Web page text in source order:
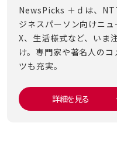
NewsPicks ＋ｄは、
ジネスパーソン向けニ
X、生活様式など、いま
け。専門家や著名人の
ツも充実。
詳細を見る